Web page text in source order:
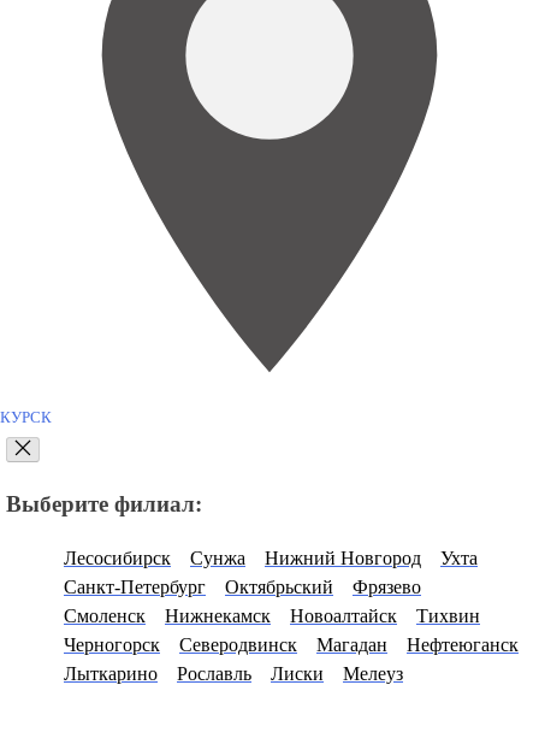
КУРСК
Выберите филиал:
Лесосибирск Сунжа Нижний Новгород
Ухта
Санкт-Петербург
Октябрьский
Фрязево
Смоленск
Нижнекамск Новоалтайск
Тихвин
Черногорск
Северодвинск Магадан
Нефтеюганск
Лыткарино
Рославль Лиски Мелеуз